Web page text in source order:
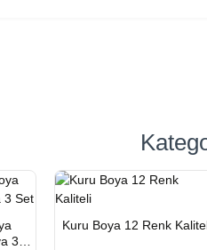
3
TESLİMAT
Kuru Boya 12 Renk